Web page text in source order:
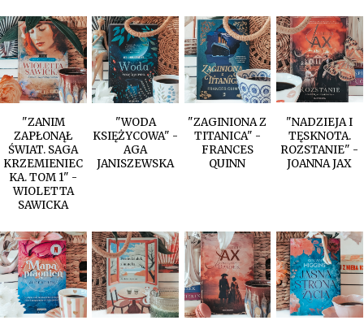
"ZANIM
ZAPŁONĄŁ
ŚWIAT. SAGA
KRZEMIENIEC
KA. TOM 1" -
WIOLETTA
SAWICKA
"WODA
KSIĘŻYCOWA" -
AGA
JANISZEWSKA
"ZAGINIONA Z
TITANICA" -
FRANCES
QUINN
"NADZIEJA I
TĘSKNOTA.
ROZSTANIE" -
JOANNA JAX